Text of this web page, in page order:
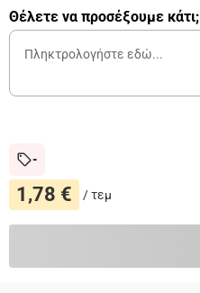
Θέλετε να προσέξουμε κάτι;
-
1,78 € /τεμ